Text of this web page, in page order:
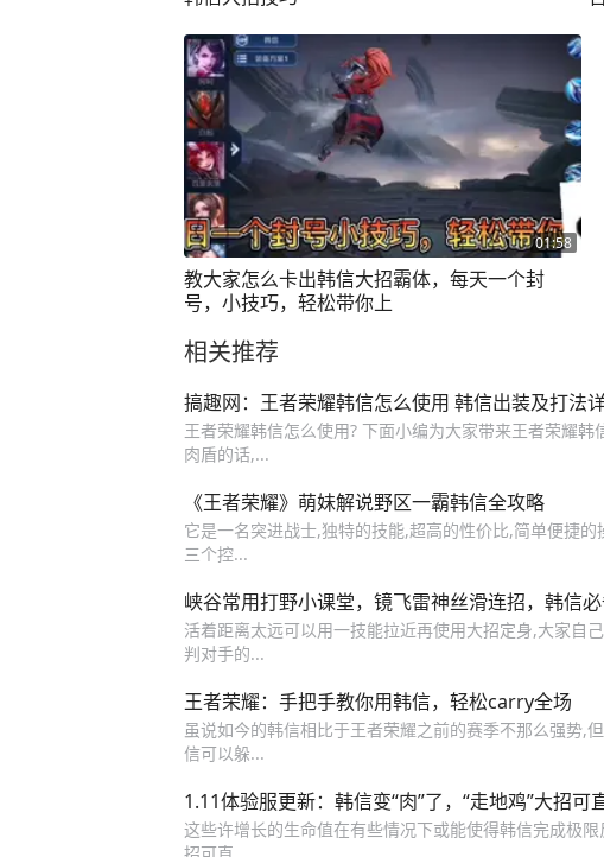
01:58
教大家怎么卡出韩信大招霸体，每天一个封
号，小技巧，轻松带你上
相关推荐
搞趣网：王者荣耀韩信怎么使用 韩信出装及打法
王者荣耀韩信怎么使用? 下面小编为大家带来王者荣耀
肉盾的话,...
《王者荣耀》萌妹解说野区一霸韩信全攻略
它是一名突进战士,独特的技能,超高的性价比,简单便捷
三个控...
峡谷常用打野小课堂，镜飞雷神丝滑连招，韩信
活着距离太远可以用一技能拉近再使用大招定身,大家自
判对手的...
王者荣耀：手把手教你用韩信，轻松carry全场
虽说如今的韩信相比于王者荣耀之前的赛季不那么强势,
信可以躲...
1.11体验服更新：韩信变“肉”了，“走地鸡”大招可
这些许增长的生命值在有些情况下或能使得韩信完成极